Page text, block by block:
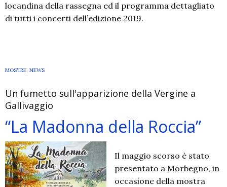
locandina della rassegna ed il programma dettagliato
di tutti i concerti dell’edizione 2019.
MOSTRE, NEWS
Un fumetto sull'apparizione della Vergine a
Gallivaggio
“La Madonna della Roccia”
Il maggio scorso è stato
presentato a Morbegno, in
occasione della mostra